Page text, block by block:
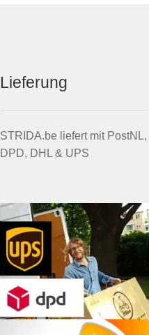
Lieferung
STRIDA.be liefert mit PostNL,
DPD, DHL & UPS